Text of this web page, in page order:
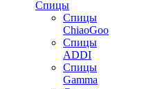
Спицы
Спицы
ChiaoGoo
Спицы
ADDI
Спицы
Gamma